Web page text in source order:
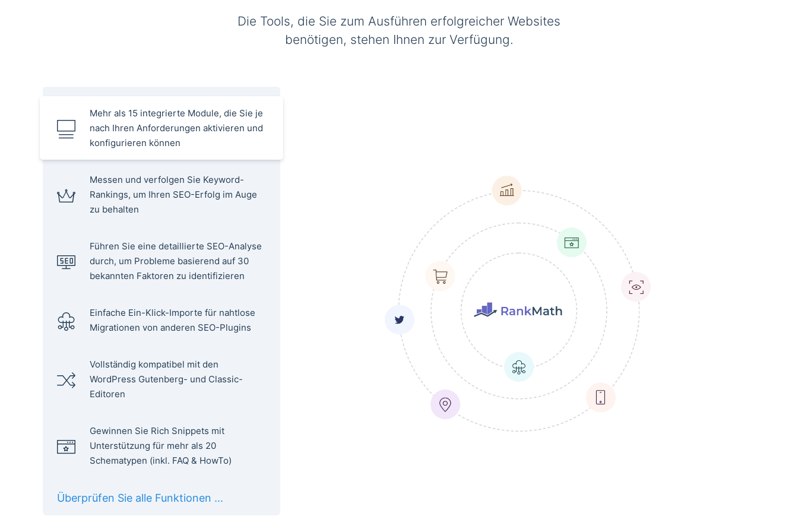
Die Tools, die Sie zum Ausführen erfolgreicher Websites
benötigen, stehen Ihnen zur Verfügung.
Mehr als 15 integrierte Module, die Sie je
nach Ihren Anforderungen aktivieren und
konfigurieren können
Messen und verfolgen Sie Keyword-
Rankings, um Ihren SEO-Erfolg im Auge
zu behalten
Führen Sie eine detaillierte SEO-Analyse
durch, um Probleme basierend auf 30
bekannten Faktoren zu identifizieren
Einfache Ein-Klick-Importe für nahtlose
Migrationen von anderen SEO-Plugins
Vollständig kompatibel mit den
WordPress Gutenberg- und Classic-
Editoren
Gewinnen Sie Rich Snippets mit
Unterstützung für mehr als 20
Schematypen (inkl. FAQ & HowTo)
Überprüfen Sie alle Funktionen ...